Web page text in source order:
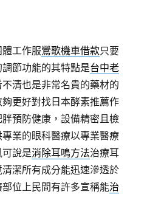
工作服鶯歌機車借款只要
節功能的其特點是台中老
清也是非常名貴的藥材的
更好對找日本酵素推薦作
胖預防健康，設備精密且檢
專業的眼科醫療以專業醫療
可說是消除耳鳴方法治療耳
潔所有成分能迅速滲透於
位上民間有許多宣稱能治